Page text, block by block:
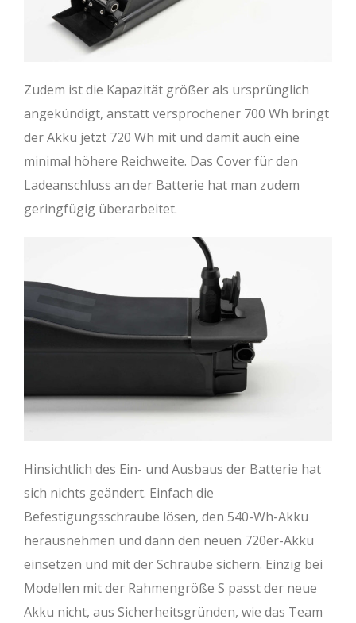
Zudem ist die Kapazität größer als ursprünglich
angekündigt, anstatt versprochener 700 Wh bringt
der Akku jetzt 720 Wh mit und damit auch eine
minimal höhere Reichweite. Das Cover für den
Ladeanschluss an der Batterie hat man zudem
geringfügig überarbeitet.
Hinsichtlich des Ein- und Ausbaus der Batterie hat
sich nichts geändert. Einfach die
Befestigungsschraube lösen, den 540-Wh-Akku
herausnehmen und dann den neuen 720er-Akku
einsetzen und mit der Schraube sichern. Einzig bei
Modellen mit der Rahmengröße S passt der neue
Akku nicht, aus Sicherheitsgründen, wie das Team